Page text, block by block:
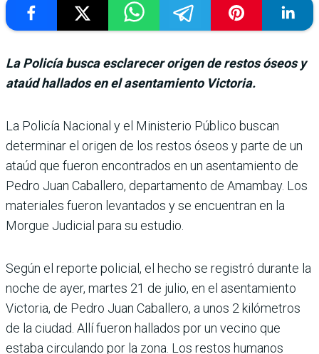
La Policía busca esclarecer origen de restos óseos y
ataúd hallados en el asentamiento Victoria.
La Policía Nacional y el Ministerio Público buscan
determinar el origen de los restos óseos y parte de un
ataúd que fueron encontra­dos en un asentamiento de
Pedro Juan Caballero, depar­tamento de Amambay. Los
materiales fueron levantados y se encuentran en la
Morgue Judicial para su estudio.
Según el reporte policial, el hecho se registró durante la
noche de ayer, martes 21 de julio, en el asentamiento
Vic­toria, de Pedro Juan Caba­llero, a unos 2 kilómetros
de la ciudad. Allí fueron halla­dos por un vecino que
estaba circulando por la zona. Los restos humanos